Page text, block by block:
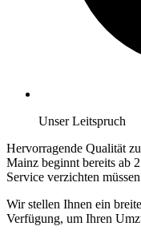
Unser Leitspruch
Hervorragende Qualität zu
Mainz beginnt bereits ab
Service verzichten
Wir stellen Ihnen ein
Verfügung, um Ihren